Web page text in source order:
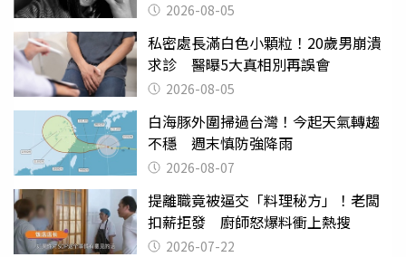
2026-08-05
私密處長滿白色小顆粒！20歲男崩潰
求診 醫曝5大真相別再誤會
2026-08-05
白海豚外圍掃過台灣！今起天氣轉趨
不穩 週末慎防強降雨
2026-08-07
提離職竟被逼交「料理秘方」！老闆
扣薪拒發 廚師怒爆料衝上熱搜
2026-07-22